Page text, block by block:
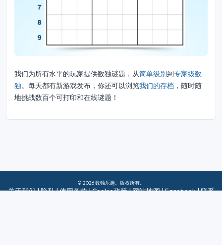
我们为所有水平的玩家提供数独谜题，从简单级别到专家级数
独。每天都有新游戏发布，你还可以浏览我们的存档 ，随时随
地挑战数百个可打印和在线谜题！
© 2026 数独乐趣。版权所有。
关于我们|隐私|使用条款|Cookie政策|网站地图|Facebook|联系